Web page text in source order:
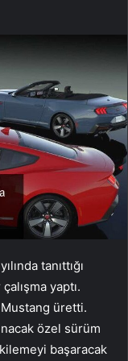
tanıttığı
yaptı.
üretti.
özel sürüm
başaracak